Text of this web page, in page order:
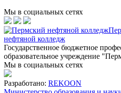
Мы в социальных сетях
нефтяной колледж
Государственное бюджетное
образовательное учреждение
Мы в социальных сетях
Разработано: REKOON